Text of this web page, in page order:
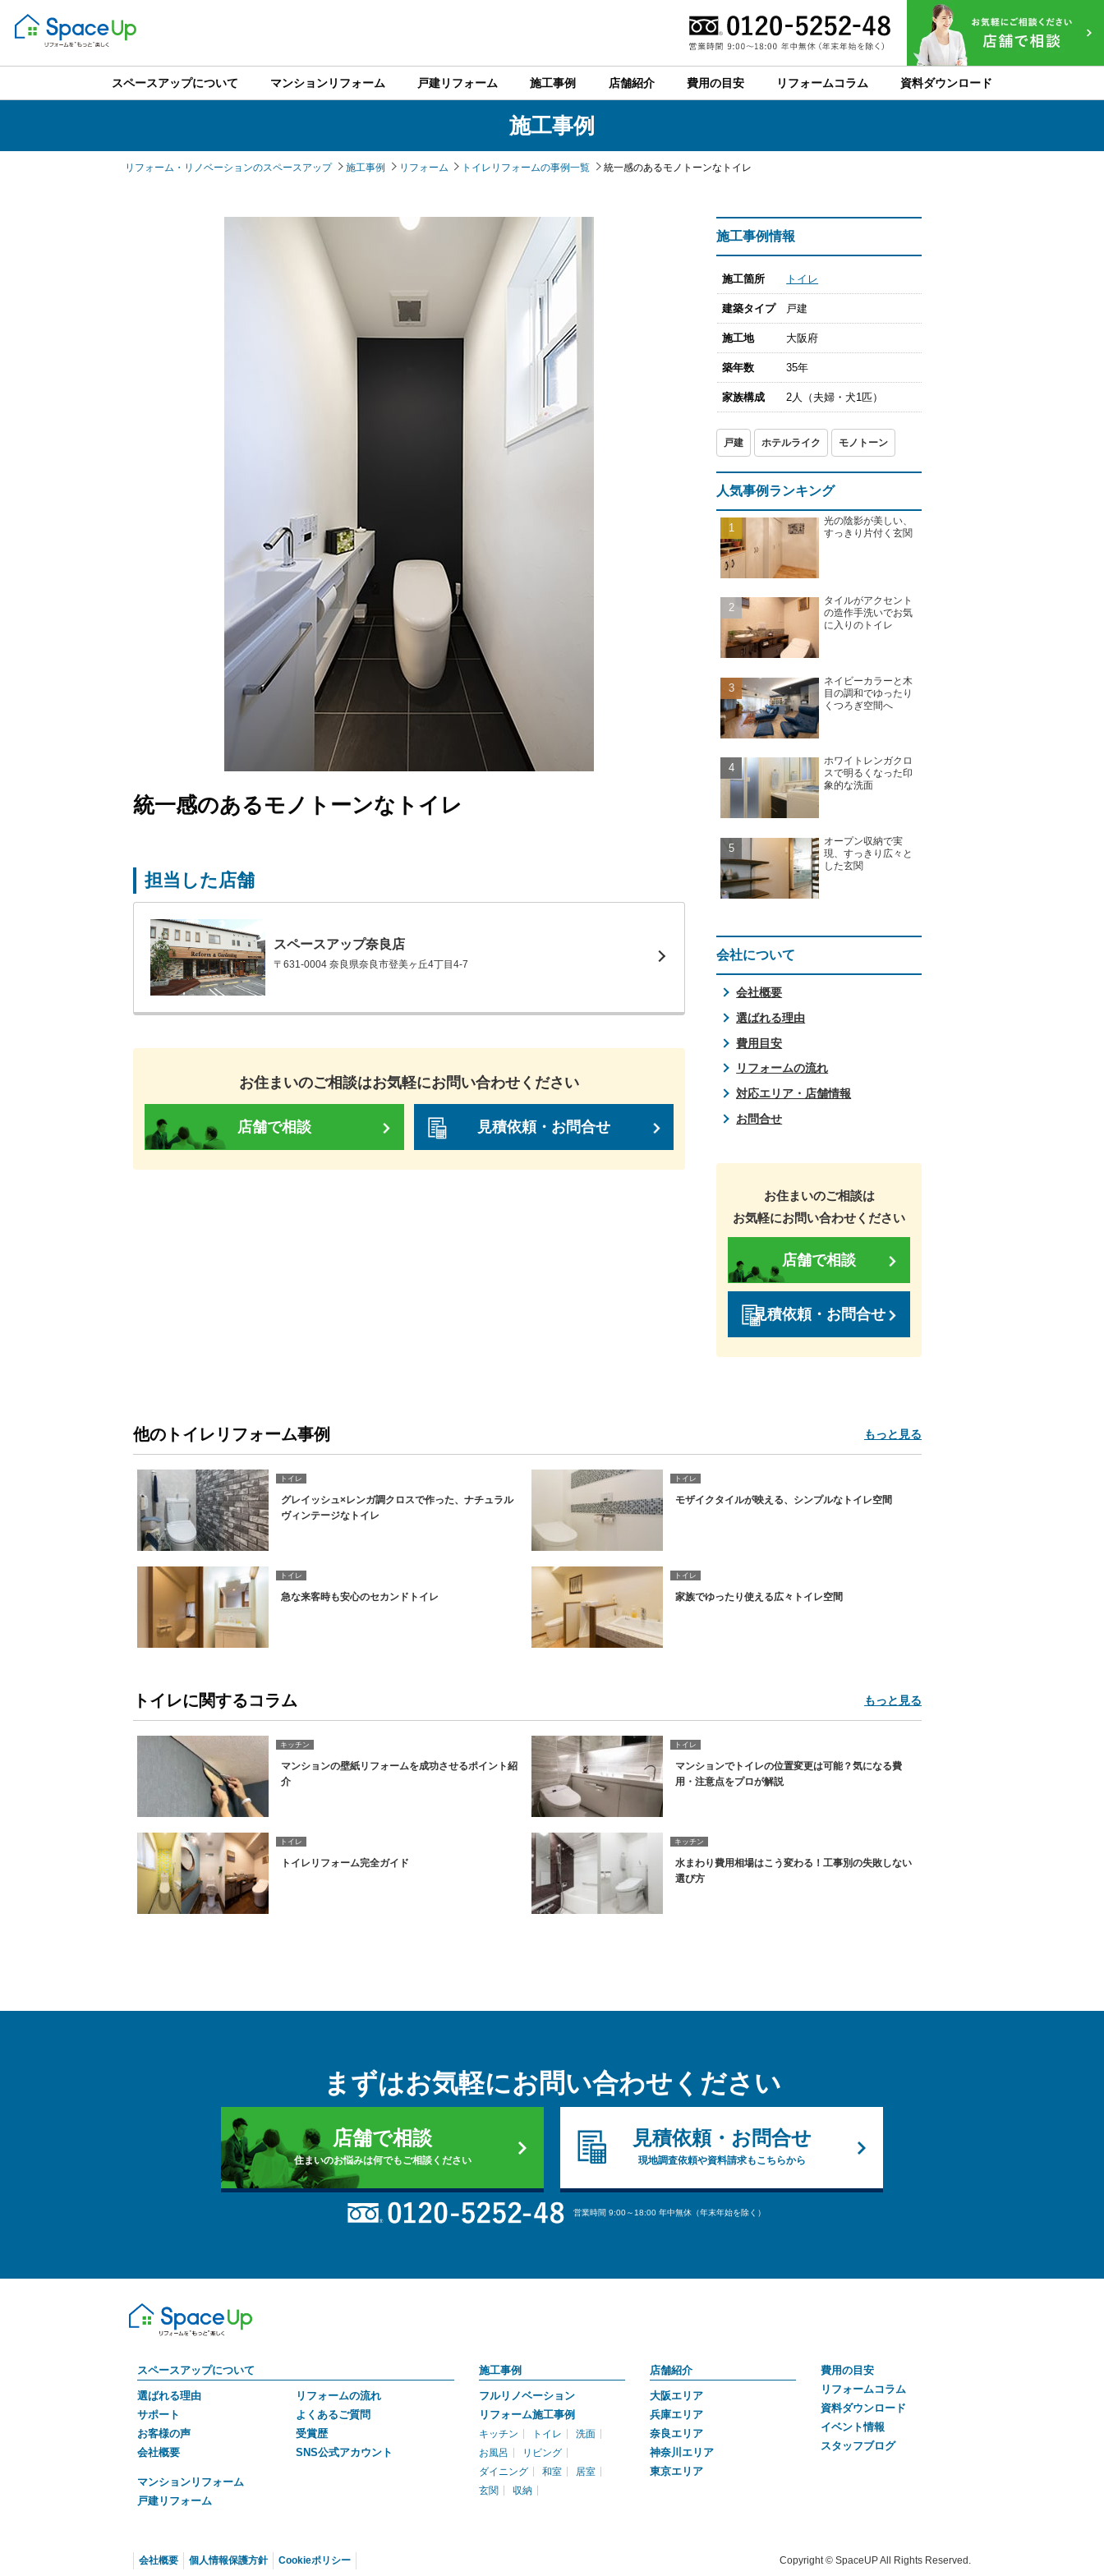
スペースアップについて マンションリフォーム 戸建リフォーム 施工事例 店舗紹介 費用の目安 リフォームコラム 資料ダウンロード
施工事例
リフォーム・リノベーションのスペースアップ 施工事例 リフォーム トイレリフォームの事例一覧 統一感のあるモノトーンなトイレ
統一感のあるモノトーンなトイレ
担当した店舗
スペースアップ奈良店
〒631-0004 奈良県奈良市登美ヶ丘4丁目4-7
お住まいのご相談はお気軽にお問い合わせください
店舗で相談 見積依頼・お問合せ
施工事例情報
施工箇所 トイレ
建築タイプ 戸建
施工地 大阪府
築年数 35年
家族構成 2人（夫婦・犬1匹）
戸建 ホテルライク モノトーン
人気事例ランキング
光の陰影が美しい、
すっきり片付く玄関
タイルがアクセント
の造作手洗いでお気
に入りのトイレ
ネイビーカラーと木
目の調和でゆったり
くつろぎ空間へ
ホワイトレンガクロ
スで明るくなった印
象的な洗面
オープン収納で実
現、すっきり広々と
した玄関
会社について
会社概要
選ばれる理由
費用目安
リフォームの流れ
対応エリア・店舗情報
お問合せ
お住まいのご相談は
お気軽にお問い合わせください
店舗で相談
見積依頼・お問合せ
他のトイレリフォーム事例 もっと見る
トイレ
グレイッシュ×レンガ調クロスで作った、ナチュラル
ヴィンテージなトイレ
トイレ
モザイクタイルが映える、シンプルなトイレ空間
トイレ
急な来客時も安心のセカンドトイレ
トイレ
家族でゆったり使える広々トイレ空間
トイレに関するコラム もっと見る
キッチン
マンションの壁紙リフォームを成功させるポイント紹
介
トイレ
マンションでトイレの位置変更は可能？気になる費
用・注意点をプロが解説
トイレ
トイレリフォーム完全ガイド
キッチン
水まわり費用相場はこう変わる！工事別の失敗しない
選び方
まずはお気軽にお問い合わせください
店舗で相談
住まいのお悩みは何でもご相談ください
見積依頼・お問合せ
現地調査依頼や資料請求もこちらから
営業時間 9:00～18:00 年中無休（年末年始を除く）
スペースアップについて
選ばれる理由
リフォームの流れ
サポート
よくあるご質問
お客様の声
受賞歴
会社概要
SNS公式アカウント
マンションリフォーム
戸建リフォーム
施工事例
フルリノベーション
リフォーム施工事例
キッチン トイレ
洗面
お風呂
リビング
ダイニング
和室
居室
玄関
収納
店舗紹介
大阪エリア
兵庫エリア
奈良エリア
神奈川エリア
東京エリア
費用の目安
リフォームコラム
資料ダウンロード
イベント情報
スタッフブログ
会社概要 個人情報保護方針 Cookieポリシー Copyright © SpaceUP All Rights Reserved.